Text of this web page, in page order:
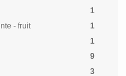
1
- fruit
1
1
9
3